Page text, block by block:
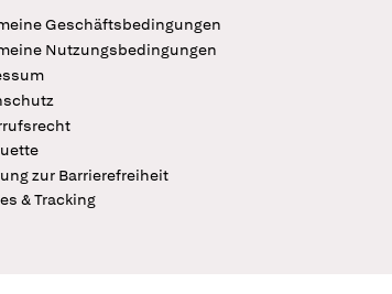
Geschäftsbedingungen
Nutzungsbedingungen
zur Barrierefreiheit
& Tracking